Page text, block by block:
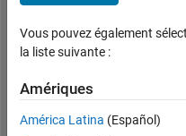
de 6
y a
Actif
depuis
2018
Vous pouvez également
la liste suivante :
Amériques
América Latina (Español)